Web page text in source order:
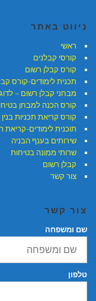
ניווט באתר
ראשי
קורסי קבלנים
קורס קבלן רשום
תכנית לימודים-קורס
מבחני קבלן רשום –
קורס הכנה למבחן
קורס קריאת תכניות בנין
תוכנית לימודים-קריאת
שירותים בענף הבניה
שרותי ממונה בטיחות
קבלן רשום
צור קשר
צור קשר
שם ומשפחה
טלפון